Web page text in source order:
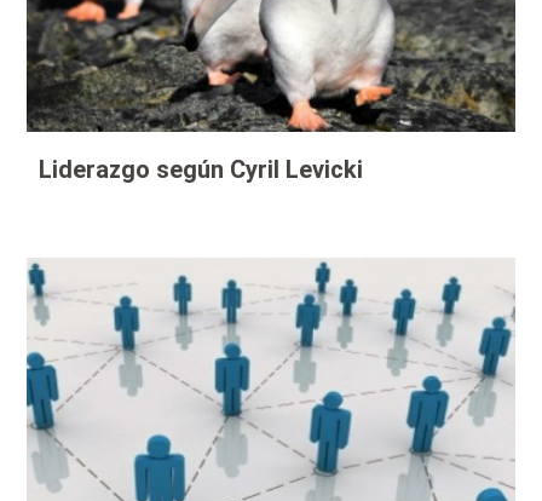
Liderazgo según Cyril Levicki